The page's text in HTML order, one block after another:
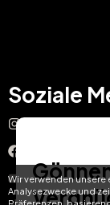
Wir verwenden
Analysezwecke und
Präferenzen,
Soziale
YouTube